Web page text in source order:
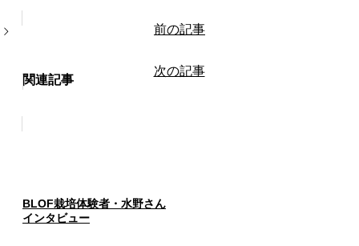
前の記事
次の記事
関連記事
BLOF栽培体験者・水野さん
インタビュー